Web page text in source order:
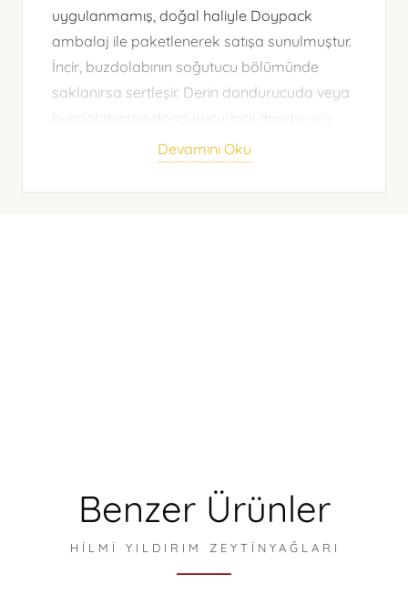
uygulanmamış, doğal haliyle Doypack
ambalaj ile paketlenerek satışa sunulmuştur.
İncir, buzdolabının soğutucu bölümünde
saklanırsa sertleşir. Derin dondurucuda veya
bölmelerinde saklayarak, kullanacağınız
zaman çıkardığınızda aynı yumuşak formuna
Devamını Oku
Benzer Ürünler
HILMI YILDIRIM ZEYTINYAĞLARI